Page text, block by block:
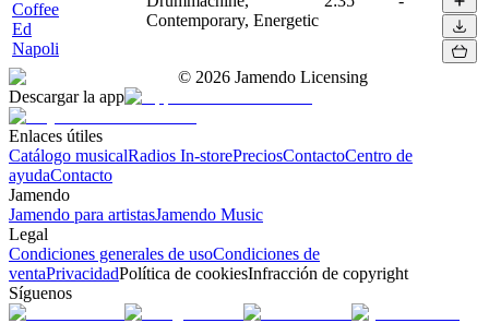
Coffee
Ed
Napoli
Contemporary, Energetic
© 2026 Jamendo Licensing
Descargar la app
Enlaces útiles
Catálogo musicalRadios In-storePreciosContactoCentro de
ayudaContacto
Jamendo
Jamendo para artistasJamendo Music
Legal
Condiciones generales de usoCondiciones de
ventaPrivacidadPolítica de cookiesInfracción de copyright
Síguenos